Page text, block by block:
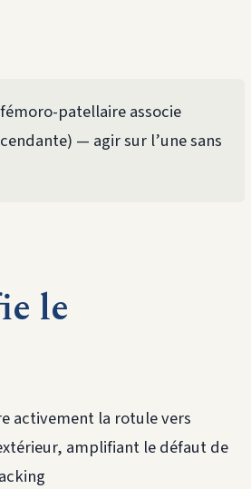
patellaire associe
— agir sur l’une sans
le
activement la rotule vers
amplifiant le défaut de